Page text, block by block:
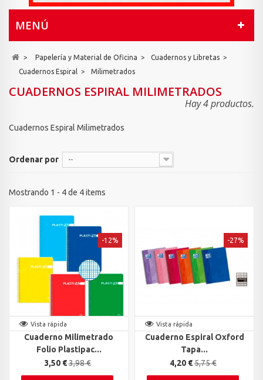
MENÚ
> Papelería y Material de Oficina > Cuadernos y Libretas >
Cuadernos Espiral > Milimetrados
CUADERNOS ESPIRAL MILIMETRADOS
Hay 4 productos.
Cuadernos Espiral Milimetrados
Ordenar por --
Mostrando 1 - 4 de 4 items
Vista rápida
Cuaderno Milimetrado
Folio Plastipac...
3,50 €3,98 €
-12%
Vista rápida
Cuaderno Espiral Oxford
Tapa...
4,20 €5,75 €
-27%